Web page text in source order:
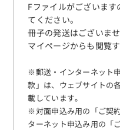
Fファイルがございま
てください。
冊子の発送はございま
マイページからも閲覧
※郵送・インターネット
款」は、ウェブサイトの
載しています。
※対面申込み用の「ご契
ターネット申込み用の「